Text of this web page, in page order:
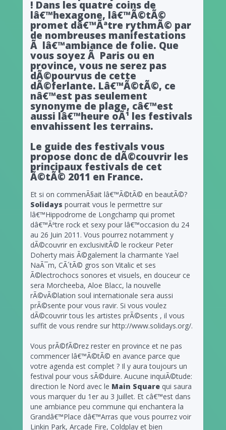
! Dans les quatre coins de
lâ€™hexagone, lâ€™Ã©tÃ©
promet dâ€™Ãªtre rythmÃ© par
de nombreuses manifestations
Ã lâ€™ambiance de folie. Que
vous soyez Ã Paris ou en
province, vous ne serez pas
dÃ©pourvus de cette
dÃ©ferlante. Lâ€™Ã©tÃ©, ce
nâ€™est pas seulement
synonyme de plage, câ€™est
aussi lâ€™heure oÃ¹ les festivals
envahissent les terrains.
Le guide des festivals vous
propose donc de dÃ©couvrir les
principaux festivals de cet
Ã©tÃ© 2011 en France.
Et si on commenÃ§ait lâ€™Ã©tÃ© en beautÃ©?
Solidays pourrait vous le permettre sur
lâ€™Hippodrome de Longchamp qui promet
dâ€™Ãªtre rock et sexy pour lâ€™occasion du 24
au 26 Juin 2011. Vous pourrez notamment y
dÃ©couvrir en exclusivitÃ© le rockeur Peter
Doherty mais Ã©galement la charmante Yael
NaÃ¯m, CÃ´tÃ© gros son Vitalic et ses
Ã©lectrochocs sonores et visuels, en douceur ce
sera Morcheeba, Aloe Blacc, la nouvelle
rÃ©vÃ©lation soul internationale sera aussi
prÃ©sente pour vous ravir. Si vous voulez
dÃ©couvrir tous les artistes prÃ©sents , il vous
suffit de vous rendre sur http://www.solidays.org/.
Vous prÃ©fÃ©rez rester en province et ne pas
commencer lâ€™Ã©tÃ© en avance parce que
votre agenda est complet ? Il y aura toujours un
festival pour vous sÃ©duire. Aucune inquiÃ©tude:
direction le Nord avec le Main Square qui saura
vous marquer du 1er au 3 Juillet. Et câ€™est dans
une ambiance peu commune qui enchantera la
Grandâ€™Place dâ€™Arras que vous pourrez voir
Linkin Park, Arcade Fire, Coldplay et bien